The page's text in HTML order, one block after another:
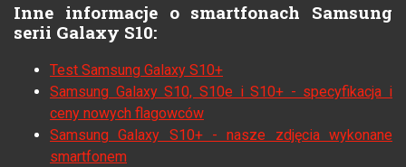
Inne informacje o smartfonach Samsung
serii Galaxy S10:
Test Samsung Galaxy S10+
Samsung Galaxy S10, S10e i S10+ - specyfikacja i
ceny nowych flagowców
Samsung Galaxy S10+ - nasze zdjęcia wykonane
smartfonem